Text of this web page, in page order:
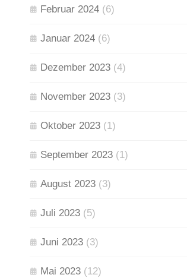
Februar 2024 (6)
Januar 2024 (6)
Dezember 2023 (4)
November 2023 (3)
Oktober 2023 (1)
September 2023 (1)
August 2023 (3)
Juli 2023 (5)
Juni 2023 (3)
Mai 2023 (12)